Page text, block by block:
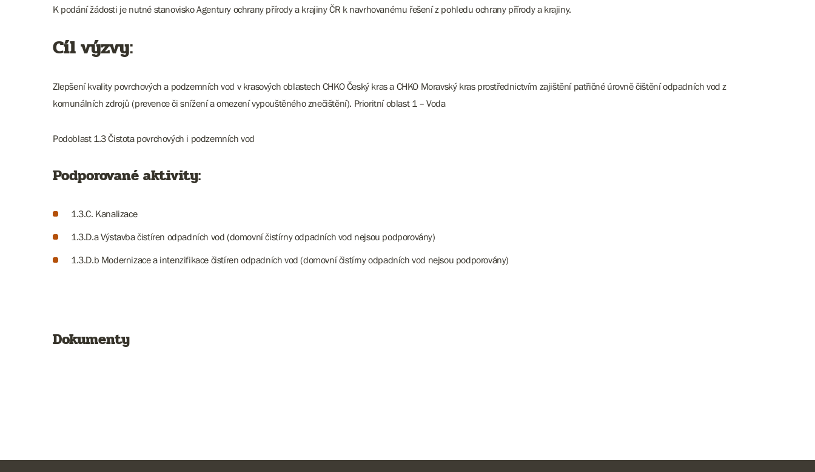
K podání žádosti je nutné stanovisko Agentury ochrany přírody a krajiny ČR k navrhovanému řešení z pohledu ochrany přírody a krajiny.
Cíl výzvy:
Zlepšení kvality povrchových a podzemních vod v krasových oblastech CHKO Český kras a CHKO Moravský kras prostřednictvím zajištění patřičné úrovně čištění odpadních vod z
komunálních zdrojů (prevence či snížení a omezení vypouštěného znečištění). Prioritní oblast 1 – Voda
Podoblast 1.3 Čistota povrchových i podzemních vod
Podporované aktivity:
1.3.C. Kanalizace
1.3.D.a Výstavba čistíren odpadních vod (domovní čistírny odpadních vod nejsou podporovány)
1.3.D.b Modernizace a intenzifikace čistíren odpadních vod (domovní čistírny odpadních vod nejsou podporovány)
Dokumenty